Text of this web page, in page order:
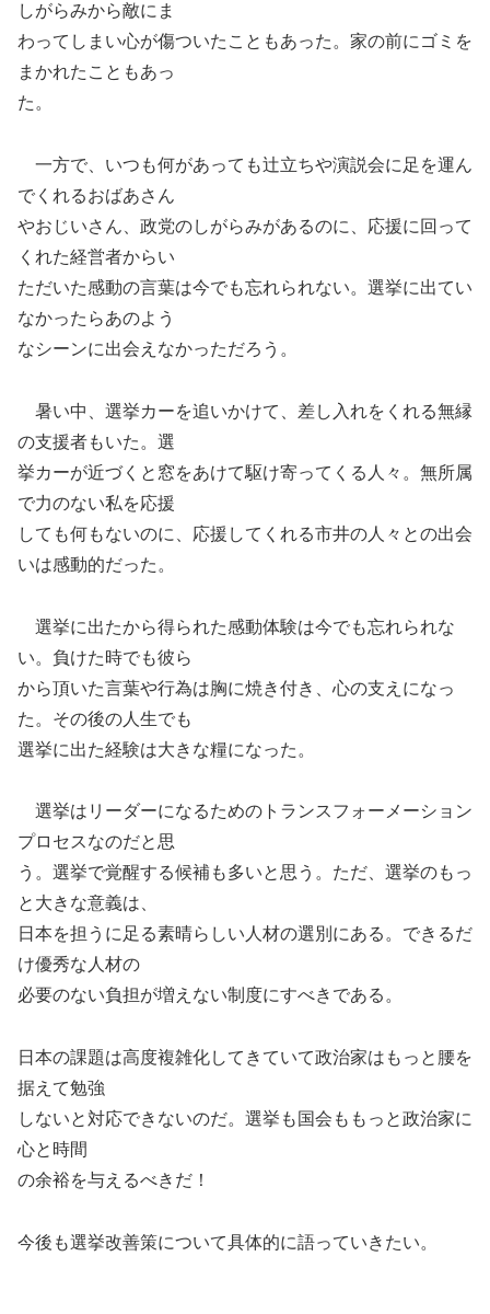
しがらみから敵にま
わってしまい心が傷ついたこともあった。家の前にゴミを
まかれたこともあっ
た。
一方で、いつも何があっても辻立ちや演説会に足を運ん
でくれるおばあさん
やおじいさん、政党のしがらみがあるのに、応援に回って
くれた経営者からい
ただいた感動の言葉は今でも忘れられない。選挙に出てい
なかったらあのよう
なシーンに出会えなかっただろう。
暑い中、選挙カーを追いかけて、差し入れをくれる無縁
の支援者もいた。選
挙カーが近づくと窓をあけて駆け寄ってくる人々。無所属
で力のない私を応援
しても何もないのに、応援してくれる市井の人々との出会
いは感動的だった。
選挙に出たから得られた感動体験は今でも忘れられな
い。負けた時でも彼ら
から頂いた言葉や行為は胸に焼き付き、心の支えになっ
た。その後の人生でも
選挙に出た経験は大きな糧になった。
選挙はリーダーになるためのトランスフォーメーション
プロセスなのだと思
う。選挙で覚醒する候補も多いと思う。ただ、選挙のもっ
と大きな意義は、
日本を担うに足る素晴らしい人材の選別にある。できるだ
け優秀な人材の
必要のない負担が増えない制度にすべきである。
日本の課題は高度複雑化してきていて政治家はもっと腰を
据えて勉強
しないと対応できないのだ。選挙も国会ももっと政治家に
心と時間
の余裕を与えるべきだ！
今後も選挙改善策について具体的に語っていきたい。